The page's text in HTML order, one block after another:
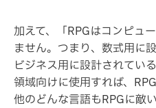
加えて、「RPGはコンピュ
ません。つまり、数式用に
ビジネス用に設計されてい
領域向けに使用すれば、
他のどんな言語もRPGに敵